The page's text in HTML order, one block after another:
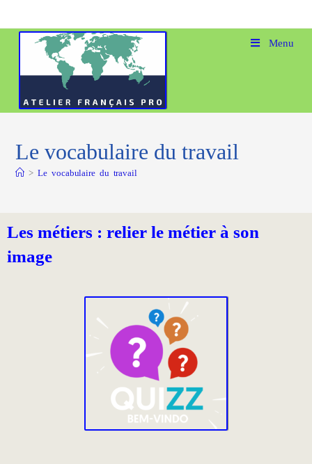
Menu
Le vocabulaire du travail
> Le vocabulaire du travail
Les métiers : relier le métier à son
image